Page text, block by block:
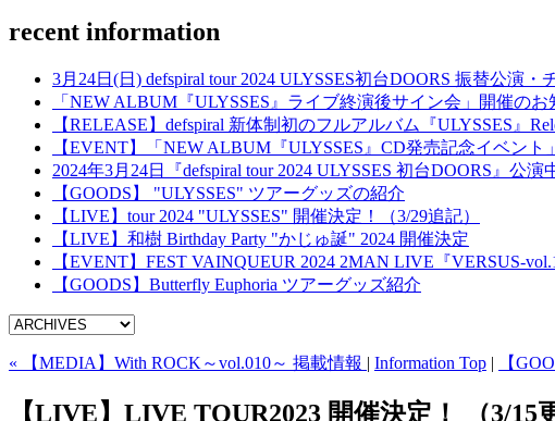
recent information
3月24日(日) defspiral tour 2024 ULYSSES初台DOORS 振替公演
「NEW ALBUM『ULYSSES』ライブ終演後サイン会」開催のお
【RELEASE】defspiral 新体制初のフルアルバム『ULYSSES』
【EVENT】「NEW ALBUM『ULYSSES』CD発売記念イベント
2024年3月24日『defspiral tour 2024 ULYSSES 初台DOORS』公
【GOODS】 "ULYSSES" ツアーグッズの紹介
【LIVE】tour 2024 "ULYSSES" 開催決定！（3/29追記）
【LIVE】和樹 Birthday Party "かじゅ誕" 2024 開催決定
【EVENT】FEST VAINQUEUR 2024 2MAN LIVE『VERSUS-
【GOODS】Butterfly Euphoria ツアーグッズ紹介
« 【MEDIA】With ROCK～vol.010～ 掲載情報 | Information Top | 【
【LIVE】LIVE TOUR2023 開催決定！ （3/15